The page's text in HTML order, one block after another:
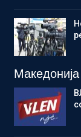
Македонија